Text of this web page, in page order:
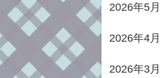
2026年5月
2026年4月
2026年3月